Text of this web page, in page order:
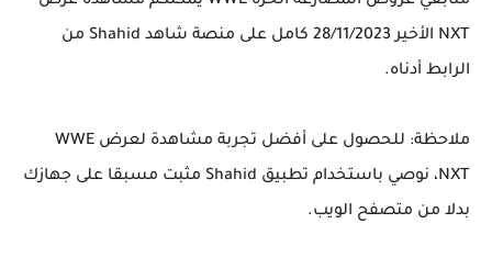
NXT الأخير 28/11/2023 كامل على منصة شاهد Shahid من
الرابط أدناه.
ملاحظة: للحصول على أفضل تجربة مشاهدة لعرض WWE
NXT، نوصي باستخدام تطبيق Shahid مثبت مسبقا على جهازك
بدلا من متصفح الويب.